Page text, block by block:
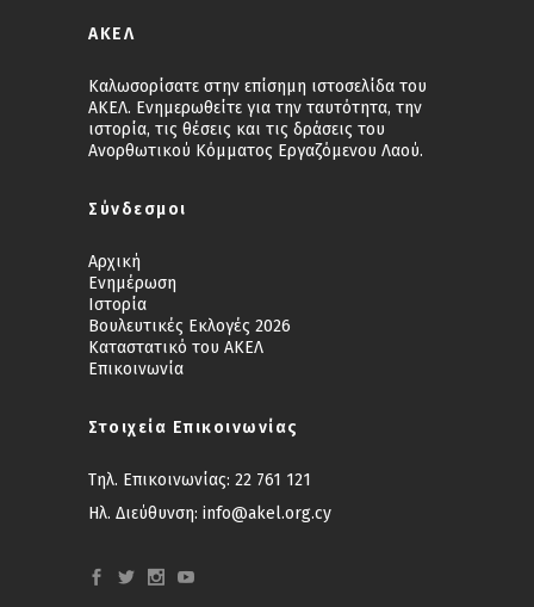
ΑΚΕΛ
Καλωσορίσατε στην επίσημη ιστοσελίδα του
ΑΚΕΛ. Ενημερωθείτε για την ταυτότητα, την
ιστορία, τις θέσεις και τις δράσεις του
Ανορθωτικού Κόμματος Εργαζόμενου Λαού.
Σύνδεσμοι
Αρχική
Ενημέρωση
Ιστορία
Βουλευτικές Εκλογές 2026
Καταστατικό του ΑΚΕΛ
Επικοινωνία
Στοιχεία Επικοινωνίας
Τηλ. Επικοινωνίας: 22 761 121
Ηλ. Διεύθυνση: info@akel.org.cy